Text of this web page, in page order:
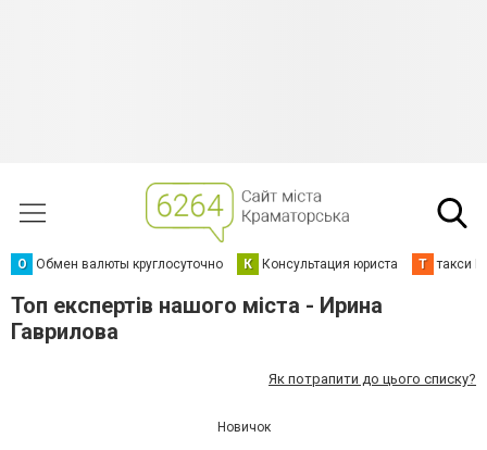
О Обмен валюты круглосуточно К Консультация юриста Т такси
Топ експертів нашого міста - Ирина
Гаврилова
Як потрапити до цього списку?
Новичок